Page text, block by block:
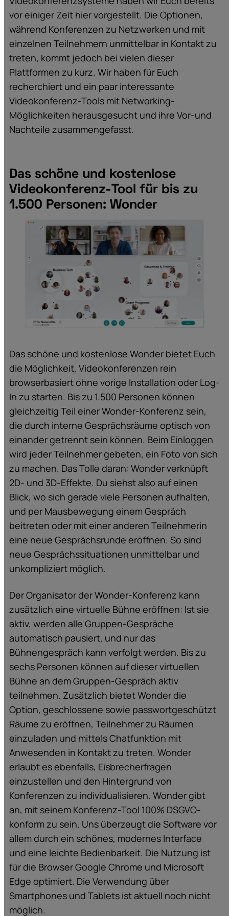
vor einiger Zeit hier vorgestellt. Die Optionen,
während Konferenzen zu Netzwerken und mit
einzelnen Teilnehmern unmittelbar in Kontakt zu
treten, kommt jedoch bei vielen dieser
Plattformen zu kurz. Wir haben für Euch
recherchiert und ein paar interessante
Videokonferenz-Tools mit Networking-
Möglichkeiten herausgesucht und ihre Vor-und
Nachteile zusammengefasst.
Das schöne und kostenlose
Videokonferenz-Tool für bis zu
1.500 Personen: Wonder
Das schöne und kostenlose Wonder bietet Euch
die Möglichkeit, Videokonferenzen rein
browserbasiert ohne vorige Installation oder Log-
In zu starten. Bis zu 1.500 Personen können
gleichzeitig Teil einer Wonder-Konferenz sein,
die durch interne Gesprächsräume optisch von
einander getrennt sein können. Beim Einloggen
wird jeder Teilnehmer gebeten, ein Foto von sich
zu machen. Das Tolle daran: Wonder verknüpft
2D- und 3D-Effekte. Du siehst also auf einen
Blick, wo sich gerade viele Personen aufhalten,
und per Mausbewegung einem Gespräch
beitreten oder mit einer anderen Teilnehmerin
eine neue Gesprächsrunde eröffnen. So sind
neue Gesprächssituationen unmittelbar und
unkompliziert möglich.
Der Organisator der Wonder-Konferenz kann
zusätzlich eine virtuelle Bühne eröffnen: Ist sie
aktiv, werden alle Gruppen-Gespräche
automatisch pausiert, und nur das
Bühnengespräch kann verfolgt werden. Bis zu
sechs Personen können auf dieser virtuellen
Bühne an dem Gruppen-Gespräch aktiv
teilnehmen. Zusätzlich bietet Wonder die
Option, geschlossene sowie passwortgeschützt
Räume zu eröffnen, Teilnehmer zu Räumen
einzuladen und mittels Chatfunktion mit
Anwesenden in Kontakt zu treten. Wonder
erlaubt es ebenfalls, Eisbrecherfragen
einzustellen und den Hintergrund von
Konferenzen zu individualisieren. Wonder gibt
an, mit seinem Konferenz-Tool 100% DSGVO-
konform zu sein. Uns überzeugt die Software vor
allem durch ein schönes, modernes Interface
und eine leichte Bedienbarkeit. Die Nutzung ist
für die Browser Google Chrome und Microsoft
Edge optimiert. Die Verwendung über
Smartphones und Tablets ist aktuell noch nicht
möglich.